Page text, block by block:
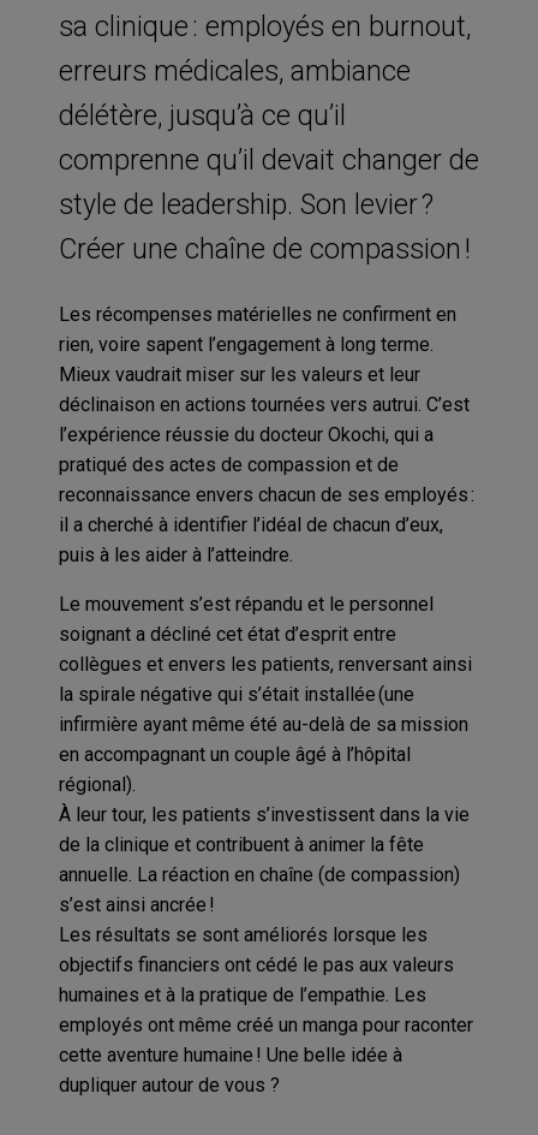
sa clinique : employés en burnout,
erreurs médicales, ambiance
délétère, jusqu’à ce qu’il
comprenne qu’il devait changer de
style de leadership. Son levier ?
Créer une chaîne de compassion !
Les récompenses matérielles ne confirment en
rien, voire sapent l’engagement à long terme.
Mieux vaudrait miser sur les valeurs et leur
déclinaison en actions tournées vers autrui. C’est
l’expérience réussie du docteur Okochi, qui a
pratiqué des actes de compassion et de
reconnaissance envers chacun de ses employés :
il a cherché à identifier l’idéal de chacun d’eux,
puis à les aider à l’atteindre.
Le mouvement s’est répandu et le personnel
soignant a décliné cet état d’esprit entre
collègues et envers les patients, renversant ainsi
la spirale négative qui s’était installée (une
infirmière ayant même été au-delà de sa mission
en accompagnant un couple âgé à l’hôpital
régional).
À leur tour, les patients s’investissent dans la vie
de la clinique et contribuent à animer la fête
annuelle. La réaction en chaîne (de compassion)
s’est ainsi ancrée !
Les résultats se sont améliorés lorsque les
objectifs financiers ont cédé le pas aux valeurs
humaines et à la pratique de l’empathie. Les
employés ont même créé un manga pour raconter
cette aventure humaine ! Une belle idée à
dupliquer autour de vous ?